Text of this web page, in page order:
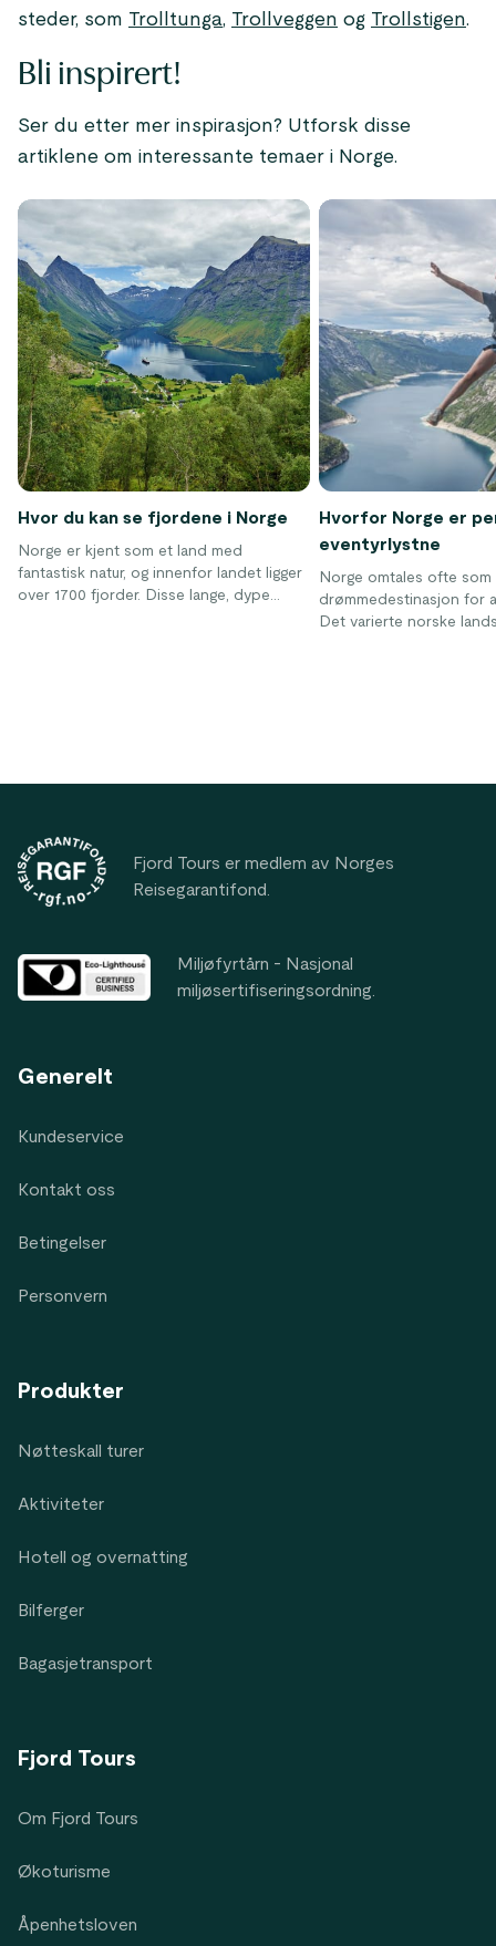
steder, som Trolltunga, Trollveggen og Trollstigen.
Bli inspirert!
Ser du etter mer inspirasjon? Utforsk disse
artiklene om interessante temaer i Norge.
Hvor du kan se fjordene i Norge
Norge er kjent som et land med
fantastisk natur, og innenfor landet ligger
over 1700 fjorder. Disse lange, dype
Hvorfor Norge er
eventyrlystne
Norge omtales ofte som
drømmedestinasjon for
Det varierte norske
Fjord Tours er medlem av Norges
Reisegarantifond.
Miljøfyrtårn - Nasjonal
miljøsertifiseringsordning.
Generelt
Kundeservice
Kontakt oss
Betingelser
Personvern
Produkter
Nøtteskall turer
Aktiviteter
Hotell og overnatting
Bilferger
Bagasjetransport
Fjord Tours
Om Fjord Tours
Økoturisme
Åpenhetsloven